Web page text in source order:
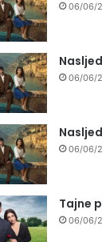
06/06/
06/06/
06/06/
Tajne
06/06/